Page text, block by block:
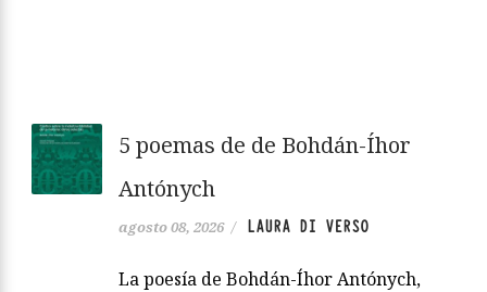
5 poemas de de Bohdán-Íhor
Antónych
agosto 08, 2026 / LAURA DI VERSO
La poesía de Bohdán-Íhor Antónych,